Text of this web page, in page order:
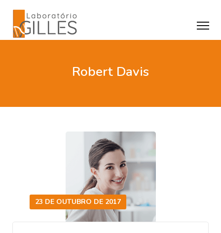
Robert Davis
23 DE OUTUBRO DE 2017